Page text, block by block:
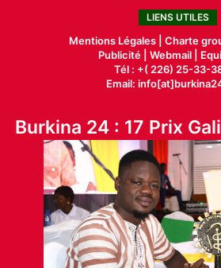
LIENS UTILES
Mentions Légales | Charte
Publicité| Webmail |
Tél : +( 226) 25-33-
Email:
Burkina 24 : 17 Prix